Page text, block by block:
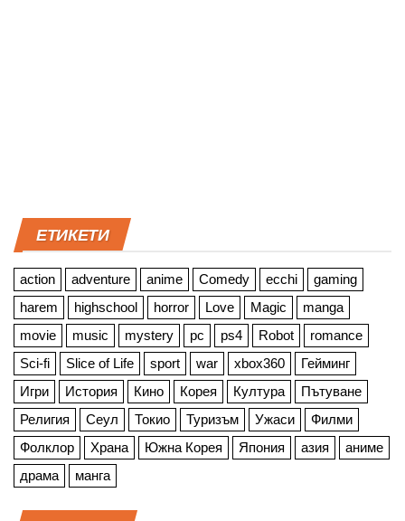
ЕТИКЕТИ
action adventure anime Comedy ecchi
gaming
harem
highschool horror Love Magic
manga
movie
music mystery pc ps4 Robot
romance
Sci-fi
Slice of Life sport war xbox360
Гейминг
Игри
История Кино Корея Култура
Пътуване
Религия
Сеул Токио Туризъм Ужаси
Филми
Фолклор
Храна Южна Корея Япония азия
аниме
драма
манга